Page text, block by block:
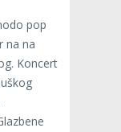
pop
na na
Koncert